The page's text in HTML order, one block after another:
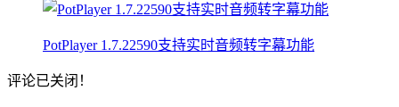
PotPlayer 1.7.22590支持实时音频转字幕功能
评论已关闭！